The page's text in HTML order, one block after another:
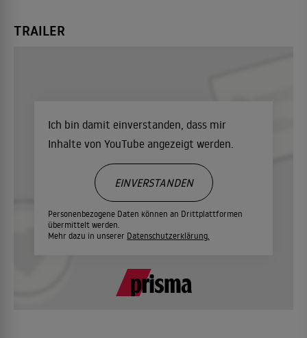
TRAILER
Ich bin damit einverstanden, dass mir
Inhalte von YouTube angezeigt werden.
Personenbezogene Daten können an Drittplattformen
übermittelt werden.
Mehr dazu in unserer Datenschutzerklärung.
EINVERSTANDEN